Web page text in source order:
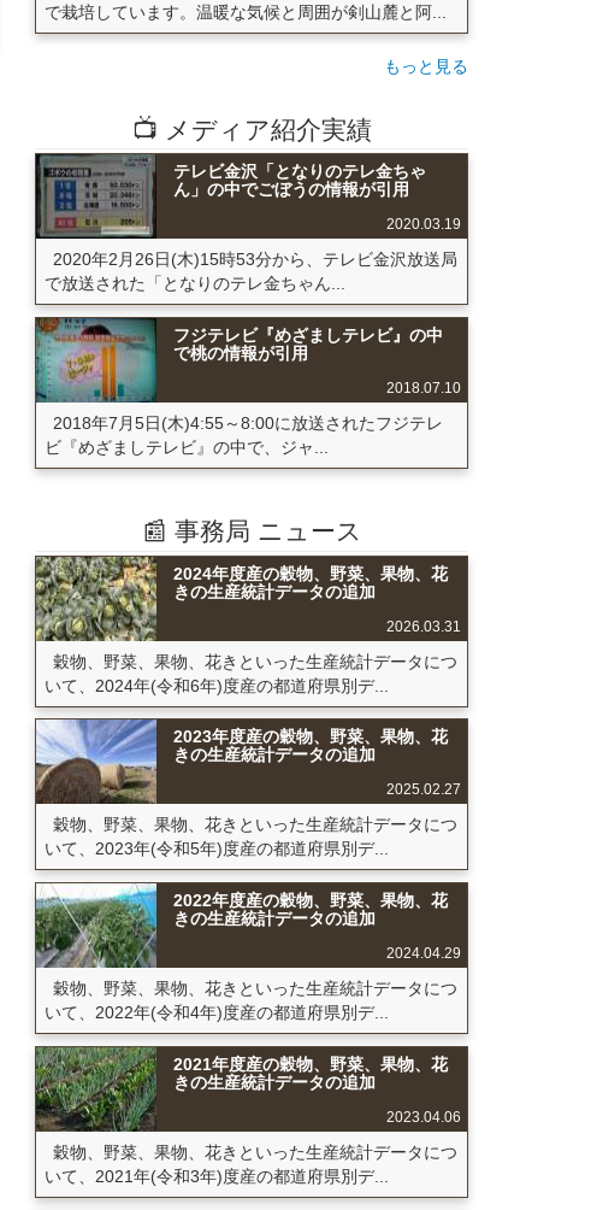
で栽培しています。温暖な気候と周囲が剣山麓と阿...
もっと見る
📺 メディア紹介実績
テレビ金沢「となりのテレ金ちゃ
ん」の中でごぼうの情報が引用
2020.03.19
2020年2月26日(木)15時53分から、テレビ金沢放送局
で放送された「となりのテレ金ちゃん...
フジテレビ『めざましテレビ』の中
で桃の情報が引用
2018.07.10
2018年7月5日(木)4:55～8:00に放送されたフジテレ
ビ『めざましテレビ』の中で、ジャ...
📰 事務局 ニュース
2024年度産の穀物、野菜、果物、花
きの生産統計データの追加
2026.03.31
穀物、野菜、果物、花きといった生産統計データにつ
いて、2024年(令和6年)度産の都道府県別デ...
2023年度産の穀物、野菜、果物、花
きの生産統計データの追加
2025.02.27
穀物、野菜、果物、花きといった生産統計データにつ
いて、2023年(令和5年)度産の都道府県別デ...
2022年度産の穀物、野菜、果物、花
きの生産統計データの追加
2024.04.29
穀物、野菜、果物、花きといった生産統計データにつ
いて、2022年(令和4年)度産の都道府県別デ...
2021年度産の穀物、野菜、果物、花
きの生産統計データの追加
2023.04.06
穀物、野菜、果物、花きといった生産統計データにつ
いて、2021年(令和3年)度産の都道府県別デ...